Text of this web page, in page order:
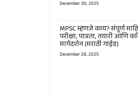
December 30, 2025
MPSC म्हणजे काय? संपूर्ण
परीक्षा, पात्रता, तयारी आणि
मार्गदर्शन (मराठी गाईड)
December 28, 2025